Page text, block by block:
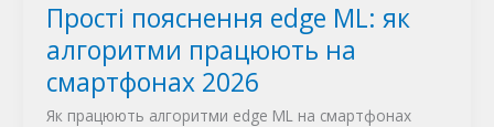
Прості пояснення edge ML: як
алгоритми працюють на
смартфонах 2026
Як працюють алгоритми edge ML на смартфонах